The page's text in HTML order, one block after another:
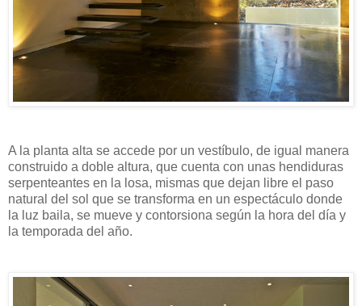
A la planta alta se accede por un vestíbulo, de igual manera
construido a doble altura, que cuenta con unas hendiduras
serpenteantes en la losa, mismas que dejan libre el paso
natural del sol que se transforma en un espectáculo donde
la luz baila, se mueve y contorsiona según la hora del día y
la temporada del año.